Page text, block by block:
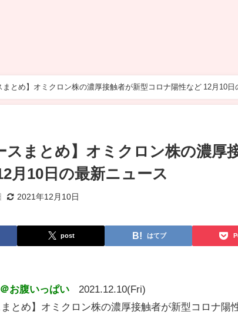
まとめ】オミクロン株の濃厚接触者が新型コロナ陽性など 12月10日
スまとめ】オミクロン株の濃厚
月10日の最新ニュース
2021年12月10日
post はてブ
お腹いっぱい
2021.12.10(Fri)
まとめ】オミクロン株の濃厚接触者が新型コロナ陽